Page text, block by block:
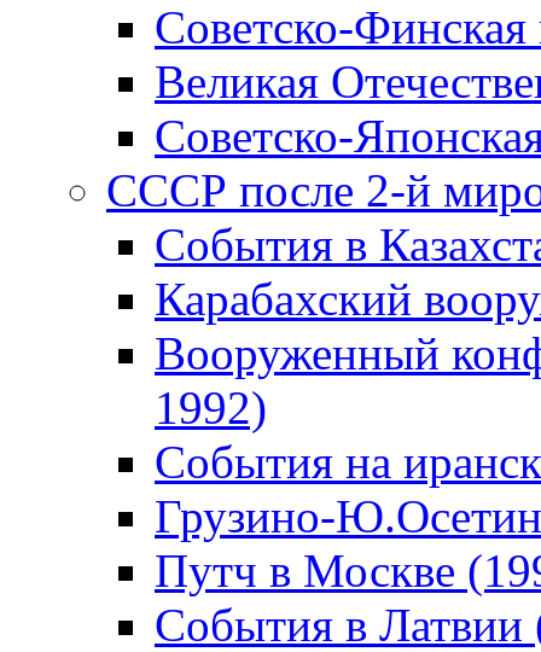
Советско-
Великая
Советско-
СССР после 2-й
События в
Карабахский
Вооруженный
1992)
События на
Грузино-
Путч в Москве
События в Латвии